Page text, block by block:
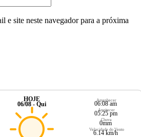
e site neste navegador para a próxima
HOJE
06/08 - Qui
Amanhecer
06:08 am
Anoitecer
05:25 pm
Chuva
0mm
Velocidade do Vento
6.14 km/h